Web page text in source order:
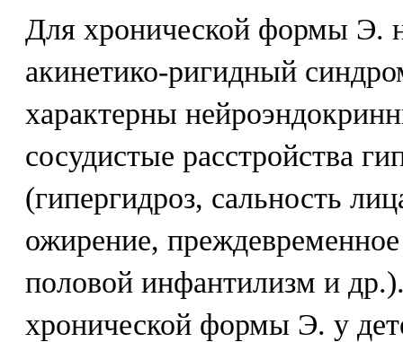
Для хронической формы Э.
акинетико-ригидный
характерны
сосудистые расстройства
(гипергидроз, сальность
ожирение,
половой инфантилизм и
хронической формы Э. у